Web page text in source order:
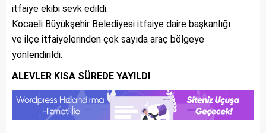
itfaiye ekibi sevk edildi.
Kocaeli Büyükşehir Belediyesi itfaiye daire başkanlığı
ve ilçe itfaiyelerinden çok sayıda araç bölgeye
yönlendirildi.
ALEVLER KISA SÜREDE YAYILDI